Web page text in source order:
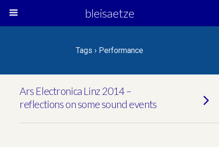
bleisaetze
Tags › Performance
Ars Electronica Linz 2014 –
reflections on some sound events